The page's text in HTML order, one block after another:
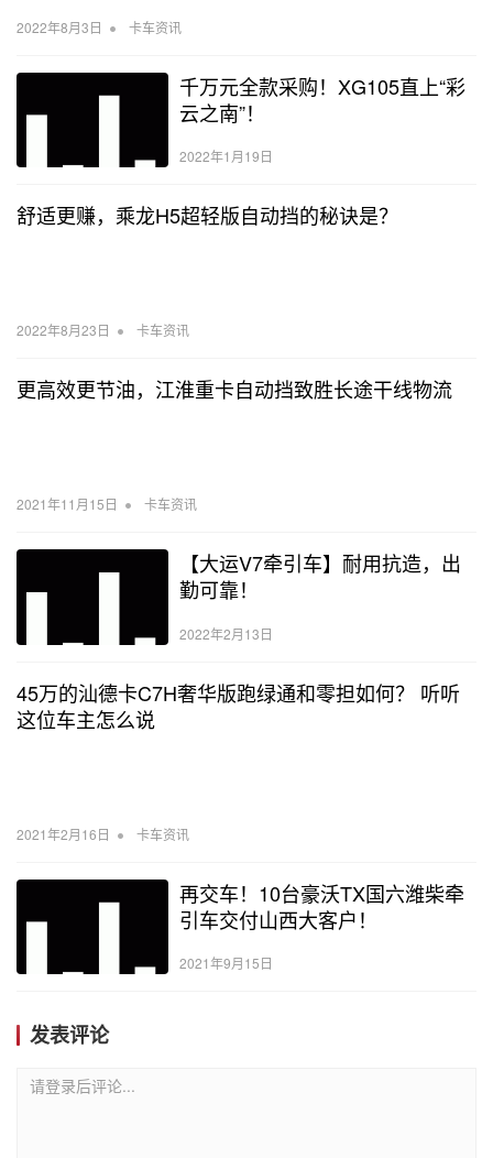
2022年8月3日 • 卡车资讯
千万元全款采购！XG105直上“彩
云之南”！
2022年1月19日
舒适更赚，乘龙H5超轻版自动挡的秘诀是？
2022年8月23日 • 卡车资讯
更高效更节油，江淮重卡自动挡致胜长途干线物流
2021年11月15日 • 卡车资讯
【大运V7牵引车】耐用抗造，出
勤可靠！
2022年2月13日
45万的汕德卡C7H奢华版跑绿通和零担如何？ 听听
这位车主怎么说
2021年2月16日 • 卡车资讯
再交车！10台豪沃TX国六潍柴牵
引车交付山西大客户！
2021年9月15日
发表评论
请登录后评论...